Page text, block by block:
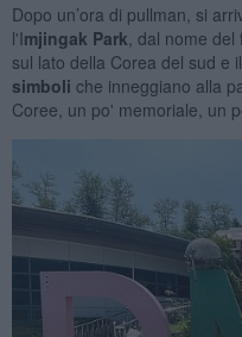
Dopo un’ora di pullman, si
l'Imjingak Park , dal nome
sul lato della Corea del sud e
simboli che inneggiano alla
Coree, un po' memoriale, un